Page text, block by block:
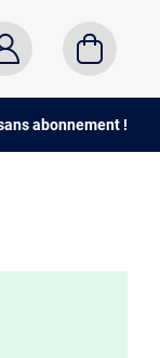
abonnement !